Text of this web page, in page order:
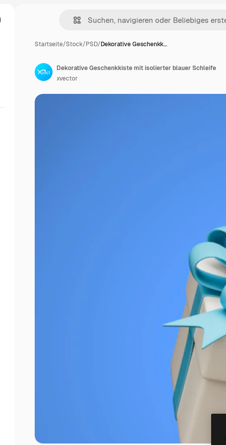
Startseite/Stock/PSD/Dekorative Geschenkk…
Dekorative Geschenkkiste mit isolierter blauer Schleife
xvector